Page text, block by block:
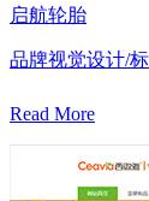
启航轮胎
品牌视觉设计/
Read More